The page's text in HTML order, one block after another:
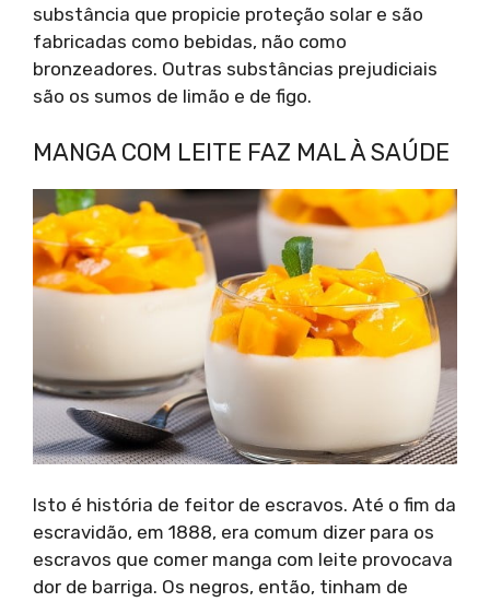
substância que propicie proteção solar e são
fabricadas como bebidas, não como
bronzeadores. Outras substâncias prejudiciais
são os sumos de limão e de figo.
MANGA COM LEITE FAZ MAL À SAÚDE
Isto é história de feitor de escravos. Até o fim da
escravidão, em 1888, era comum dizer para os
escravos que comer manga com leite provocava
dor de barriga. Os negros, então, tinham de